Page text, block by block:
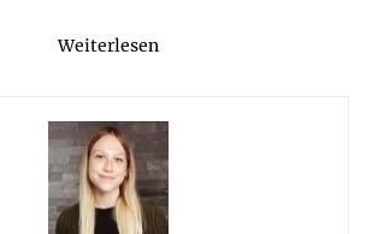
Weiterlesen